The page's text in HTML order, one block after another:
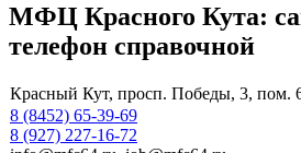
МФЦ Красного Кута:
телефон справочной
Красный Кут, просп. Победы, 3, пом.
8 (8452) 65-39-69
8 (927) 227-16-72